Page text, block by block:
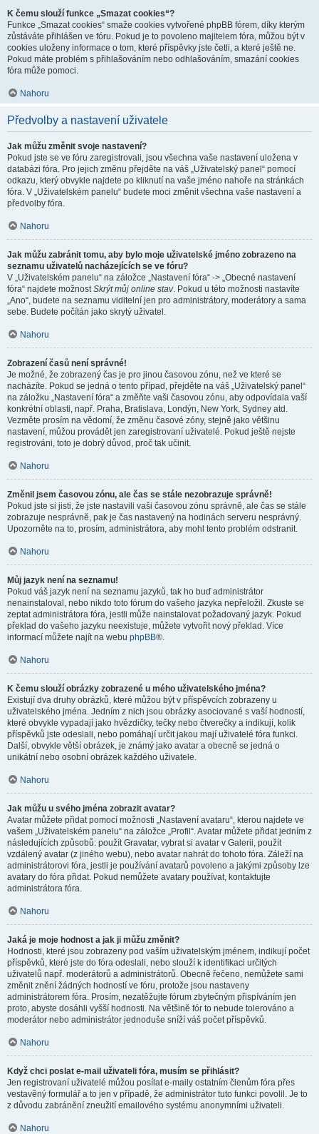
K čemu slouží funkce „Smazat cookies“?
Funkce „Smazat cookies“ smaže cookies vytvořené phpBB fórem, díky kterým
zůstáváte přihlášen ve fóru. Pokud je to povoleno majitelem fóra, můžou být v
cookies uloženy informace o tom, které příspěvky jste četli, a které ještě ne.
Pokud máte problém s přihlašováním nebo odhlašováním, smazání cookies
fóra může pomoci.
Nahoru
Předvolby a nastavení uživatele
Jak můžu změnit svoje nastavení?
Pokud jste se ve fóru zaregistrovali, jsou všechna vaše nastavení uložena v
databázi fóra. Pro jejich změnu přejděte na váš „Uživatelský panel“ pomocí
odkazu, který obvykle najdete po kliknutí na vaše jméno nahoře na stránkách
fóra. V „Uživatelském panelu“ budete moci změnit všechna vaše nastavení a
předvolby fóra.
Nahoru
Jak můžu zabránit tomu, aby bylo moje uživatelské jméno zobrazeno na
seznamu uživatelů nacházejících se ve fóru?
V „Uživatelském panelu“ na záložce „Nastavení fóra“ -> „Obecné nastavení
fóra“ najdete možnostSkrýt můj online stav. Pokud u této možnosti nastavíte
„Ano“, budete na seznamu viditelní jen pro administrátory, moderátory a sama
sebe. Budete počítán jako skrytý uživatel.
Nahoru
Zobrazení časů není správné!
Je možné, že zobrazený čas je pro jinou časovou zónu, než ve které se
nacházíte. Pokud se jedná o tento případ, přejděte na váš „Uživatelský panel“
na záložku „Nastavení fóra“ a změňte vaši časovou zónu, aby odpovídala vaší
konkrétní oblasti, např. Praha, Bratislava, Londýn, New York, Sydney atd.
Vezměte prosím na vědomí, že změnu časové zóny, stejně jako většinu
nastavení, můžou provádět jen zaregistrovaní uživatelé. Pokud ještě nejste
registrováni, toto je dobrý důvod, proč tak učinit.
Nahoru
Změnil jsem časovou zónu, ale čas se stále nezobrazuje správně!
Pokud jste si jisti, že jste nastavili vaši časovou zónu správně, ale čas se stále
zobrazuje nesprávně, pak je čas nastavený na hodinách serveru nesprávný.
Upozorněte na to, prosím, administrátora, aby mohl tento problém odstranit.
Nahoru
Můj jazyk není na seznamu!
Pokud váš jazyk není na seznamu jazyků, tak ho buď administrátor
nenainstaloval, nebo nikdo toto fórum do vašeho jazyka nepřeložil. Zkuste se
zeptat administrátora fóra, jestli může nainstalovat požadovaný jazyk. Pokud
překlad do vašeho jazyku neexistuje, můžete vytvořit nový překlad. Více
informací můžete najít na webu phpBB®.
Nahoru
K čemu slouží obrázky zobrazené u mého uživatelského jména?
Existují dva druhy obrázků, které můžou být v příspěvcích zobrazeny u
uživatelského jména. Jedním z nich jsou obrázky asociované s vaší hodností,
které obvykle vypadají jako hvězdičky, tečky nebo čtverečky a indikují, kolik
příspěvků jste odeslali, nebo pomáhají určit jakou mají uživatelé fóra funkci.
Další, obvykle větší obrázek, je známý jako avatar a obecně se jedná o
unikátní nebo osobní obrázek každého uživatele.
Nahoru
Jak můžu u svého jména zobrazit avatar?
Avatar můžete přidat pomocí možnosti „Nastavení avataru“, kterou najdete ve
vašem „Uživatelském panelu“ na záložce „Profil“. Avatar můžete přidat jedním z
následujících způsobů: použít Gravatar, vybrat si avatar v Galerii, použít
vzdálený avatar (z jiného webu), nebo avatar nahrát do tohoto fóra. Záleží na
administrátorovi fóra, jestli je používání avatarů povoleno a jakými způsoby lze
avatary do fóra přidat. Pokud nemůžete avatary používat, kontaktujte
administrátora fóra.
Nahoru
Jaká je moje hodnost a jak ji můžu změnit?
Hodnosti, které jsou zobrazeny pod vaším uživatelským jménem, indikují počet
příspěvků, které jste do fóra odeslali, nebo slouží k identifikaci určitých
uživatelů např. moderátorů a administrátorů. Obecně řečeno, nemůžete sami
změnit znění žádných hodností ve fóru, protože jsou nastaveny
administrátorem fóra. Prosím, nezatěžujte fórum zbytečným přispíváním jen
proto, abyste dosáhli vyšší hodnosti. Na většině fór to nebude tolerováno a
moderátor nebo administrátor jednoduše sníží váš počet příspěvků.
Nahoru
Když chci poslat e-mail uživateli fóra, musím se přihlásit?
Jen registrovaní uživatelé můžou posílat e-maily ostatním členům fóra přes
vestavěný formulář a to jen v případě, že administrátor tuto funkci povolil. Je to
z důvodu zabránění zneužití emailového systému anonymními uživateli.
Nahoru